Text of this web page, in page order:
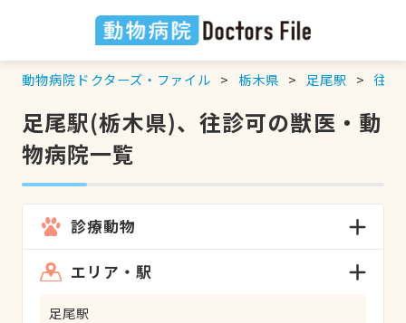
動物病院ドクターズ・ファイル 栃木県 足尾駅 往診
足尾駅(栃木県)、往診可の獣医・動
物病院一覧
診療動物
エリア・駅
足尾駅